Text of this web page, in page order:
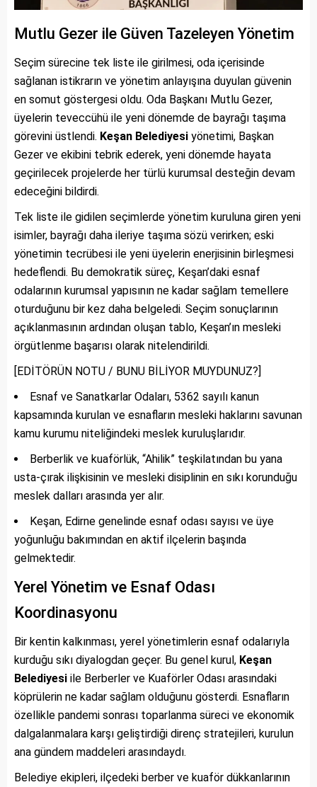
Mutlu Gezer ile Güven Tazeleyen Yönetim
Seçim sürecine tek liste ile girilmesi, oda içerisinde
sağlanan istikrarın ve yönetim anlayışına duyulan güvenin
en somut göstergesi oldu. Oda Başkanı Mutlu Gezer,
üyelerin teveccühü ile yeni dönemde de bayrağı taşıma
görevini üstlendi. Keşan Belediyesi yönetimi, Başkan
Gezer ve ekibini tebrik ederek, yeni dönemde hayata
geçirilecek projelerde her türlü kurumsal desteğin devam
edeceğini bildirdi.
Tek liste ile gidilen seçimlerde yönetim kuruluna giren yeni
isimler, bayrağı daha ileriye taşıma sözü verirken; eski
yönetimin tecrübesi ile yeni üyelerin enerjisinin birleşmesi
hedeflendi. Bu demokratik süreç, Keşan’daki esnaf
odalarının kurumsal yapısının ne kadar sağlam temellere
oturduğunu bir kez daha belgeledi. Seçim sonuçlarının
açıklanmasının ardından oluşan tablo, Keşan’ın mesleki
örgütlenme başarısı olarak nitelendirildi.
[EDİTÖRÜN NOTU / BUNU BİLİYOR MUYDUNUZ?]
Esnaf ve Sanatkarlar Odaları, 5362 sayılı kanun
kapsamında kurulan ve esnafların mesleki haklarını savunan
kamu kurumu niteliğindeki meslek kuruluşlarıdır.
Berberlik ve kuaförlük, “Ahilik” teşkilatından bu yana
usta-çırak ilişkisinin ve mesleki disiplinin en sıkı korunduğu
meslek dalları arasında yer alır.
Keşan, Edirne genelinde esnaf odası sayısı ve üye
yoğunluğu bakımından en aktif ilçelerin başında
gelmektedir.
Yerel Yönetim ve Esnaf Odası
Koordinasyonu
Bir kentin kalkınması, yerel yönetimlerin esnaf odalarıyla
kurduğu sıkı diyalogdan geçer. Bu genel kurul, Keşan
Belediyesi ile Berberler ve Kuaförler Odası arasındaki
köprülerin ne kadar sağlam olduğunu gösterdi. Esnafların
özellikle pandemi sonrası toparlanma süreci ve ekonomik
dalgalanmalara karşı geliştirdiği direnç stratejileri, kurulun
ana gündem maddeleri arasındaydı.
Belediye ekipleri, ilçedeki berber ve kuaför dükkanlarının